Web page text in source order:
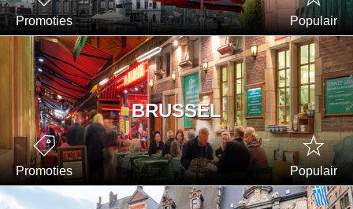
Promoties Populair
BRUSSEL
Promoties Populair